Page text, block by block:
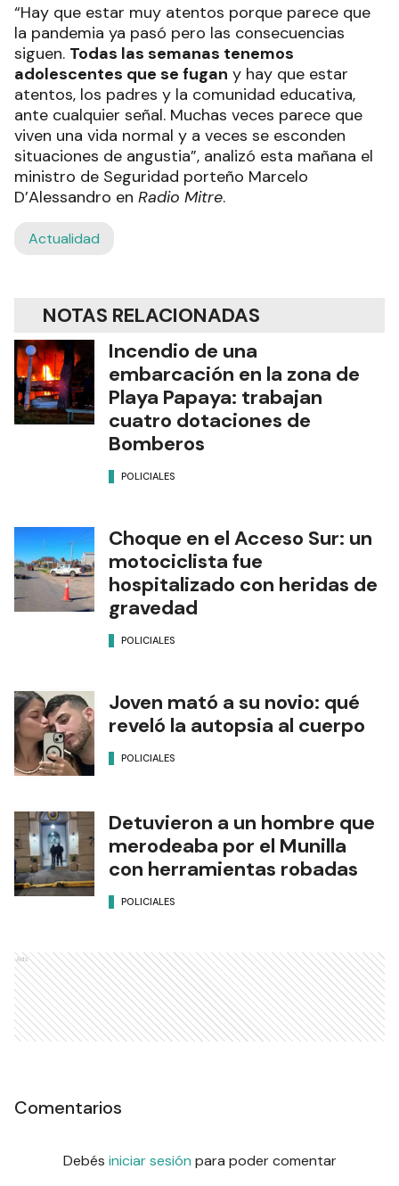
“Hay que estar muy atentos porque parece que
la pandemia ya pasó pero las consecuencias
siguen. Todas las semanas tenemos
adolescentes que se fugan y hay que estar
atentos, los padres y la comunidad educativa,
ante cualquier señal. Muchas veces parece que
viven una vida normal y a veces se esconden
situaciones de angustia”, analizó esta mañana el
ministro de Seguridad porteño Marcelo
D’Alessandro en Radio Mitre.
Actualidad
NOTAS RELACIONADAS
Incendio de una
embarcación en la zona de
Playa Papaya: trabajan
cuatro dotaciones de
Bomberos
POLICIALES
Choque en el Acceso Sur: un
motociclista fue
hospitalizado con heridas de
gravedad
POLICIALES
Joven mató a su novio: qué
reveló la autopsia al cuerpo
POLICIALES
Detuvieron a un hombre que
merodeaba por el Munilla
con herramientas robadas
POLICIALES
Ads
Comentarios
Debés iniciar sesión para poder comentar